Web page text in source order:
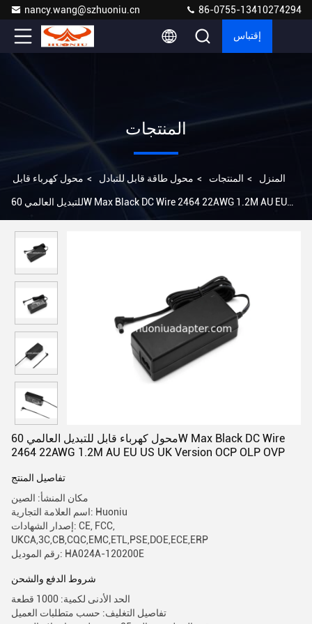
nancy.wang@szhuoniu.cn 86-0755-13410274294
إقتباس
المنتجات
المنزل > المنتجات > محول طاقة قابل للتبادل > محول كهرباء قابل
للتبديل العالمي 60W Max Black DC Wire 2464 22AWG 1.2M AU EU
محول كهرباء قابل للتبديل العالمي 60W Max Black DC Wire
2464 22AWG 1.2M AU EU US UK Version OCP OLP OVP
تفاصيل المنتج
مكان المنشأ: الصين
اسم العلامة التجارية: Huoniu
إصدار الشهادات: CE, FCC,
UKCA,3C,CB,CQC,EMC,ETL,PSE,DOE,ECE,ERP
رقم الموديل: HA024A-120200E
شروط الدفع والشحن
الحد الأدنى لكمية: 1000 قطعة
تفاصيل التغليف: حسب متطلبات العميل